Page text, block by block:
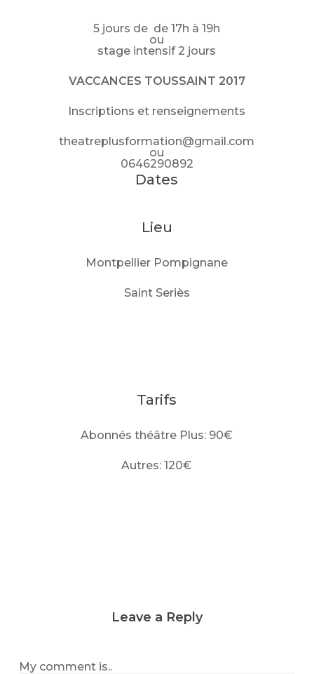
5 jours de de 17h à 19h
ou
stage intensif 2 jours
VACCANCES TOUSSAINT 2017
Inscriptions et renseignements
theatreplusformation@gmail.com
ou
0646290892
Dates
Lieu
Montpellier Pompignane
Saint Seriès
Tarifs
Abonnés théâtre Plus: 90€
Autres: 120€
Leave a Reply
My comment is..